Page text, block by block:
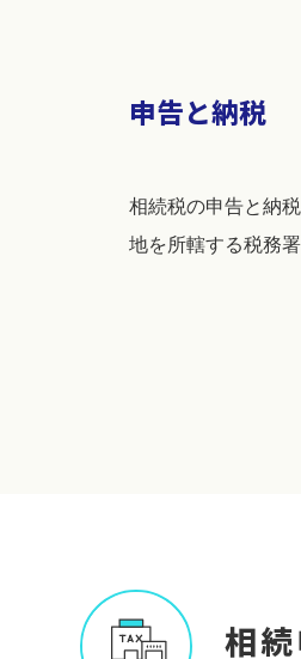
申告と納税
相続税の申告と納
地を所轄する税務
相